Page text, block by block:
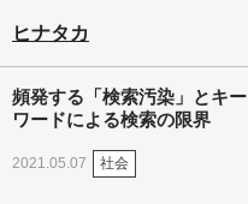
ヒナタカ
頻発する「検索汚染」とキー
ワードによる検索の限界
2021.05.07 社会